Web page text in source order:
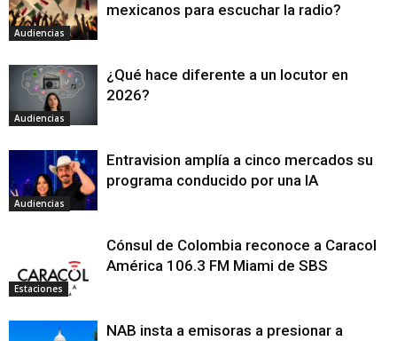
Audiencias
mexicanos para escuchar la radio?
Audiencias
¿Qué hace diferente a un locutor en
2026?
Audiencias
Entravision amplía a cinco mercados su
programa conducido por una IA
Estaciones
Cónsul de Colombia reconoce a Caracol
América 106.3 FM Miami de SBS
NAB insta a emisoras a presionar a